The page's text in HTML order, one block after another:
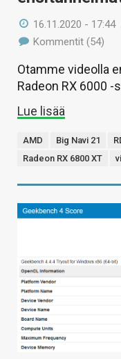
16.11.2020 - 17:44
Kommentit (54)
Otamme videolla
Radeon RX 6000
Lue lisää
AMD Big Navi 21
Radeon RX 6800 XT